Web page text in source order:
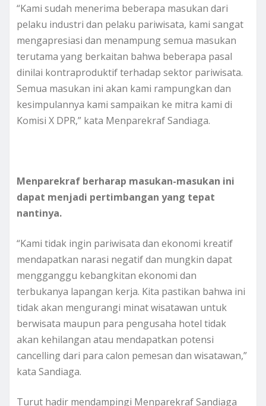
“Kami sudah menerima beberapa masukan dari
pelaku industri dan pelaku pariwisata, kami sangat
mengapresiasi dan menampung semua masukan
terutama yang berkaitan bahwa beberapa pasal
dinilai kontraproduktif terhadap sektor pariwisata.
Semua masukan ini akan kami rampungkan dan
kesimpulannya kami sampaikan ke mitra kami di
Komisi X DPR,” kata Menparekraf Sandiaga.
Menparekraf berharap masukan-masukan ini
dapat menjadi pertimbangan yang tepat
nantinya.
“Kami tidak ingin pariwisata dan ekonomi kreatif
mendapatkan narasi negatif dan mungkin dapat
mengganggu kebangkitan ekonomi dan
terbukanya lapangan kerja. Kita pastikan bahwa ini
tidak akan mengurangi minat wisatawan untuk
berwisata maupun para pengusaha hotel tidak
akan kehilangan atau mendapatkan potensi
cancelling dari para calon pemesan dan wisatawan,”
kata Sandiaga.
Turut hadir mendampingi Menparekraf Sandiaga